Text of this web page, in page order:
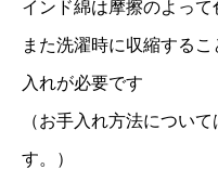
インド綿は摩擦のよって
また洗濯時に収縮する
入れが必要です
（お手入れ方法につい
す。）